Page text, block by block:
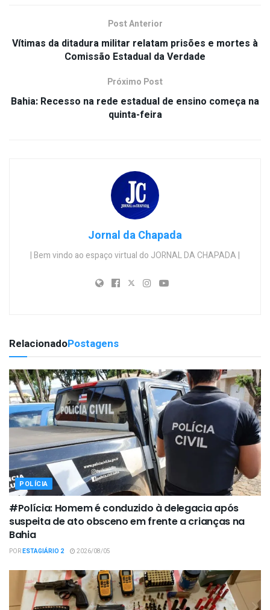
Post Anterior
Vítimas da ditadura militar relatam prisões e mortes à
Comissão Estadual da Verdade
Próximo Post
Bahia: Recesso na rede estadual de ensino começa na
quinta-feira
Jornal da Chapada
| Bem vindo ao espaço virtual do JORNAL DA CHAPADA |
RelacionadoPostagens
POLÍCIA
#Polícia: Homem é conduzido à delegacia após
suspeita de ato obsceno em frente a crianças na
Bahia
PORESTAGIÁRIO 2 2026/08/05